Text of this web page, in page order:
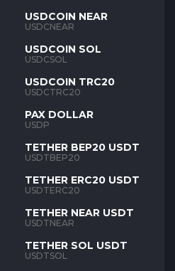
USDCOIN NEAR
USDCNEAR
USDCOIN SOL
USDCSOL
USDCOIN TRC20
USDCTRC20
PAX DOLLAR
USDP
TETHER BEP20 USDT
USDTBEP20
TETHER ERC20 USDT
USDTERC20
TETHER NEAR USDT
USDTNEAR
TETHER SOL USDT
USDTSOL